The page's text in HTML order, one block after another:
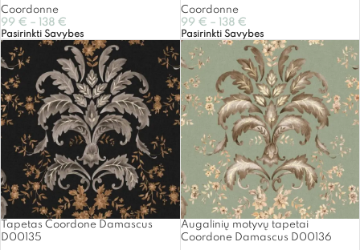
Coordonne
99 € – 138 €
Pasirinkti Savybes
Coordonne
99 € – 138 €
Pasirinkti Savybes
Tapetas Coordone Damascus
D00135
Augalinių motyvų tapetai
Coordone Damascus D00136